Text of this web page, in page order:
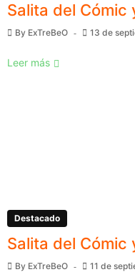
Salita del Cómic
By ExTreBeO 13 de
Leer más
Destacado
Salita del Cómic
By ExTreBeO 11 de